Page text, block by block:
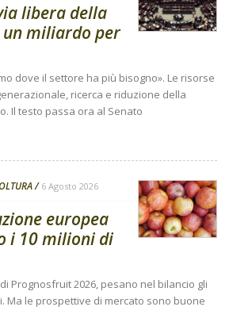
libera della
miliardo per
dove il settore ha più bisogno». Le risorse
ricerca e riduzione della
Il testo passa ora al Senato
6 Agosto 2026
europea
i 10 milioni di
Prognosfruit 2026, pesano nel bilancio gli
Ma le prospettive di mercato sono buone